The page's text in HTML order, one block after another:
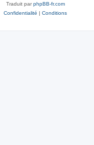
Traduit parphpBB-fr.com
Confidentialité | Conditions